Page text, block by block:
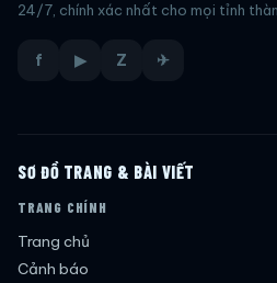
24/7, chính xác nhất cho mọi tỉnh
f ▶ Z ✈
SƠ ĐỒ TRANG & BÀI VIẾT
TRANG CHÍNH
Trang chủ
Cảnh báo